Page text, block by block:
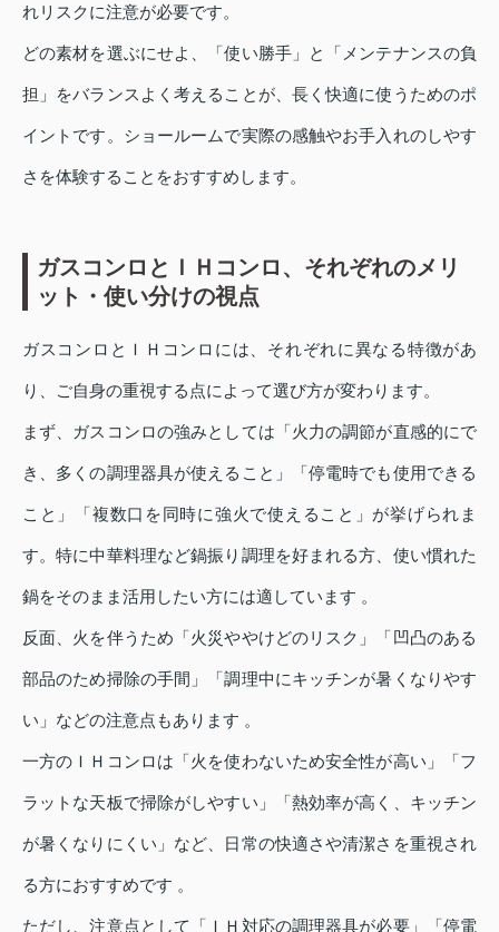
れリスクに注意が必要です。
どの素材を選ぶにせよ、「使い勝手」と「メンテナンスの負
担」をバランスよく考えることが、長く快適に使うためのポ
イントです。ショールームで実際の感触やお手入れのしやす
さを体験することをおすすめします。
ガスコンロとＩＨコンロ、それぞれのメリ
ット・使い分けの視点
ガスコンロとＩＨコンロには、それぞれに異なる特徴があ
り、ご自身の重視する点によって選び方が変わります。
まず、ガスコンロの強みとしては「火力の調節が直感的にで
き、多くの調理器具が使えること」「停電時でも使用できる
こと」「複数口を同時に強火で使えること」が挙げられま
す。特に中華料理など鍋振り調理を好まれる方、使い慣れた
鍋をそのまま活用したい方には適しています 。
反面、火を伴うため「火災ややけどのリスク」「凹凸のある
部品のため掃除の手間」「調理中にキッチンが暑くなりやす
い」などの注意点もあります 。
一方のＩＨコンロは「火を使わないため安全性が高い」「フ
ラットな天板で掃除がしやすい」「熱効率が高く、キッチン
が暑くなりにくい」など、日常の快適さや清潔さを重視され
る方におすすめです 。
ただし、注意点として「ＩＨ対応の調理器具が必要」「停電